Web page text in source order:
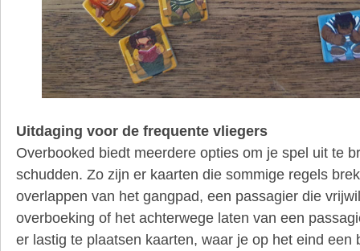
Uitdaging voor de frequente vliegers
Overbooked biedt meerdere opties om je spel uit te
schudden. Zo zijn er kaarten die sommige regels
overlappen van het gangpad, een passagier die
overboeking of het achterwege laten van een
er lastig te plaatsen kaarten, waar je op het eind een